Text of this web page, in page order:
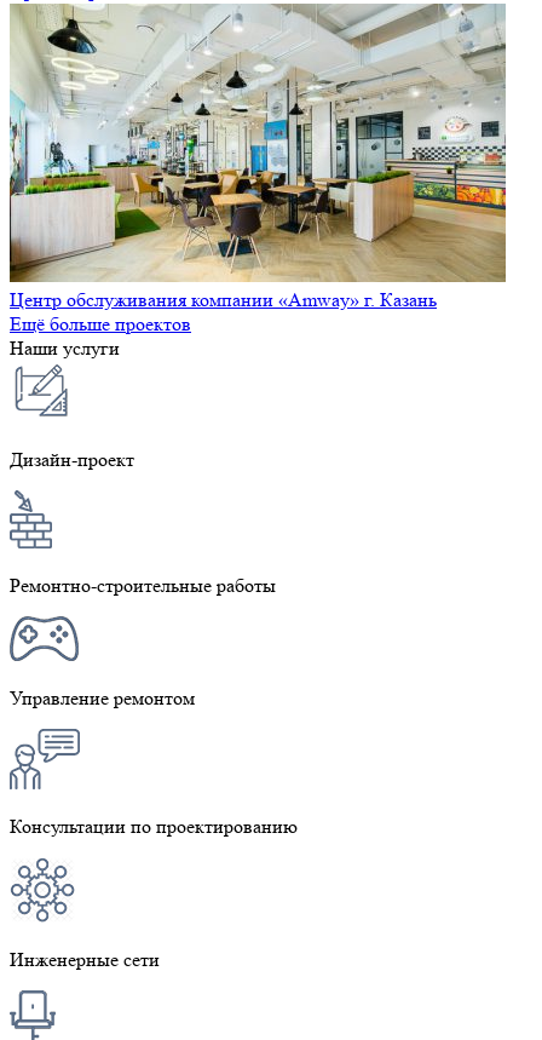
Центр обслуживания компании «Amway» г. Казань
Ещё больше проектов
Наши услуги
Дизайн-проект
Ремонтно-строительные работы
Управление ремонтом
Консультации по проектированию
Инженерные сети